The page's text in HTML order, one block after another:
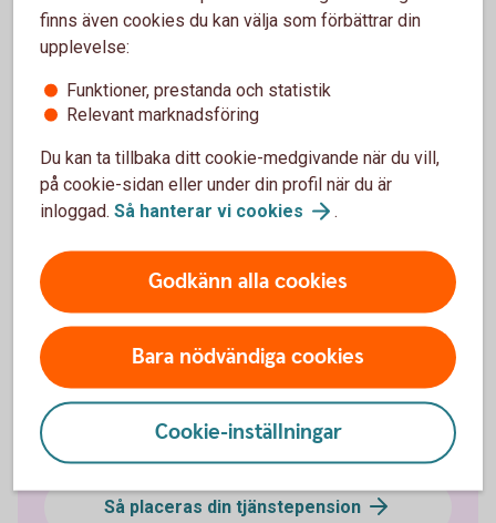
ickevalsbolag enligt avtal. För mer information se
valcentralen.se
Gör ditt pensionsval
Läs mer om tjänstepension i försäkringsbranschen
Valcentralen
Vilket avtalsområde tillhör du?
Så placeras din tjänstepension
finns även cookies du kan välja som förbättrar din
upplevelse:
Funktioner, prestanda och statistik
Relevant marknadsföring
Du kan ta tillbaka ditt cookie-medgivande när du vill,
på cookie-sidan eller under din profil när du är
inloggad. Så hanterar vi cookies .
Godkänn alla cookies
Bara nödvändiga cookies
Cookie-inställningar